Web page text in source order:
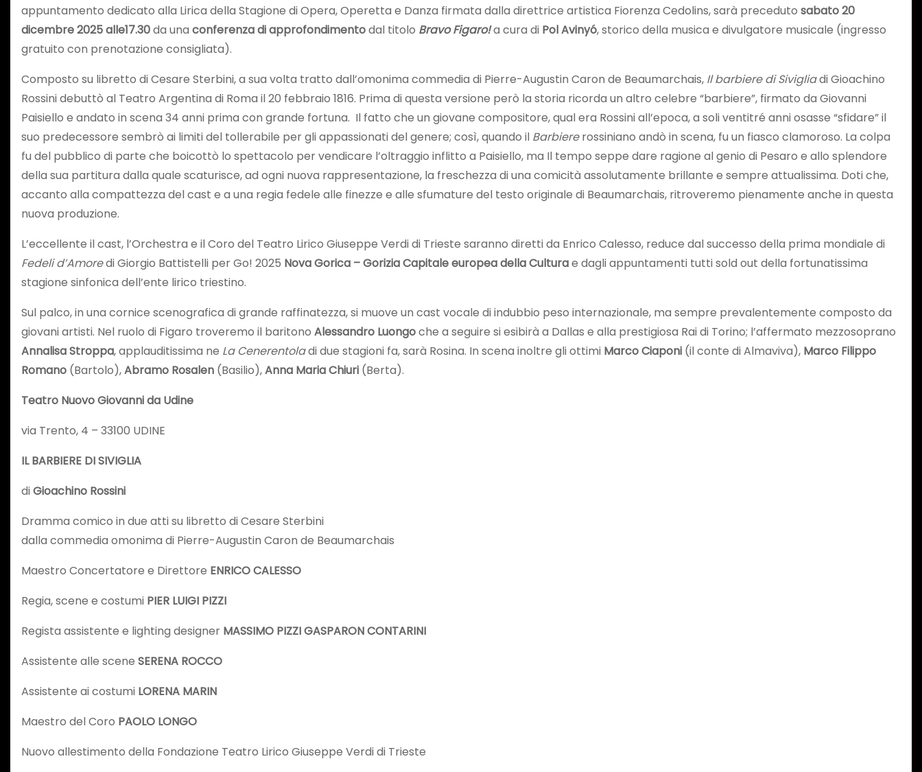
appuntamento dedicato alla Lirica della Stagione di Opera, Operetta e Danza firmata dalla direttrice artistica Fiorenza Cedolins, sarà preceduto sabato 20
dicembre 2025 alle17.30da una conferenza di approfondimentodal titolo Bravo Figaro!a cura di Pol Avinyó, storico della musica e divulgatore musicale (ingresso
gratuito con prenotazione consigliata).
Composto su libretto di Cesare Sterbini, a sua volta tratto dall’omonima commedia di Pierre-Augustin Caron de Beaumarchais, Il barbiere di Sivigliadi Gioachino
Rossini debuttò al Teatro Argentina di Roma il 20 febbraio 1816. Prima di questa versione però la storia ricorda un altro celebre “barbiere”, firmato da Giovanni
Paisiello e andato in scena 34 anni prima con grande fortuna. Il fatto che un giovane compositore, qual era Rossini all’epoca, a soli ventitré anni osasse “sfidare” il
suo predecessore sembrò ai limiti del tollerabile per gli appassionati del genere; così, quando il Barbiererossiniano andò in scena, fu un fiasco clamoroso. La colpa
fu del pubblico di parte che boicottò lo spettacolo per vendicare l’oltraggio inflitto a Paisiello, ma Il tempo seppe dare ragione al genio di Pesaro e allo splendore
della sua partitura dalla quale scaturisce, ad ogni nuova rappresentazione, la freschezza di una comicità assolutamente brillante e sempre attualissima. Doti che,
accanto alla compattezza del cast e a una regia fedele alle finezze e alle sfumature del testo originale di Beaumarchais, ritroveremo pienamente anche in questa
nuova produzione.
L’eccellente il cast, l’Orchestra e il Coro del Teatro Lirico Giuseppe Verdi di Trieste saranno diretti da Enrico Calesso, reduce dal successo della prima mondiale di
Fedeli d’Amoredi Giorgio Battistelli per Go! 2025 Nova Gorica – Gorizia Capitale europea della Culturae dagli appuntamenti tutti sold out della fortunatissima
stagione sinfonica dell’ente lirico triestino.
Sul palco, in una cornice scenografica di grande raffinatezza, si muove un cast vocale di indubbio peso internazionale, ma sempre prevalentemente composto da
giovani artisti. Nel ruolo di Figaro troveremo il baritono Alessandro Luongoche a seguire si esibirà a Dallas e alla prestigiosa Rai di Torino; l’affermato mezzosoprano
Annalisa Stroppa, applauditissima ne La Cenerentoladi due stagioni fa, sarà Rosina. In scena inoltre gli ottimi Marco Ciaponi (il conte di Almaviva), Marco Filippo
Romano (Bartolo),Abramo Rosalen (Basilio),Anna Maria Chiuri (Berta).
Teatro Nuovo Giovanni da Udine
via Trento, 4 – 33100 UDINE
IL BARBIERE DI SIVIGLIA
diGioachino Rossini
Dramma comico in due atti su libretto di Cesare Sterbini
dalla commedia omonima di Pierre-Augustin Caron de Beaumarchais
Maestro Concertatore e Direttore ENRICO CALESSO
Regia, scene e costumi PIER LUIGI PIZZI
Regista assistente e lighting designer MASSIMO PIZZI GASPARON CONTARINI
Assistente alle scene SERENA ROCCO
Assistente ai costumi LORENA MARIN
Maestro del Coro PAOLO LONGO
Nuovo allestimento della Fondazione Teatro Lirico Giuseppe Verdi di Trieste